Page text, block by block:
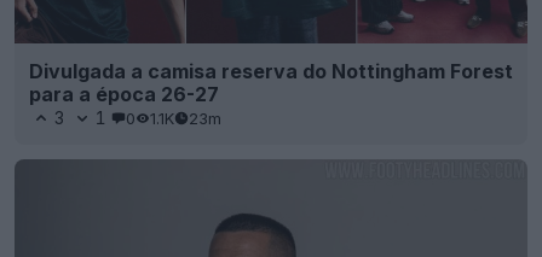
Divulgada a camisa reserva do Nottingham Forest
para a época 26-27
3 1 0 1.1K 23m